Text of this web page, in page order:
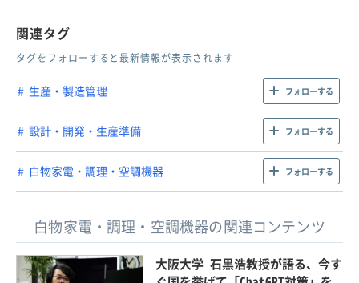
関連タグ
タグをフォローすると最新情報が表示されます
生産・製造管理 フォローする
設計・開発・生産準備 フォローする
白物家電・調理・空調機器 フォローする
白物家電・調理・空調機器の関連コンテンツ
大阪大学 石黒浩教授が語る、今す